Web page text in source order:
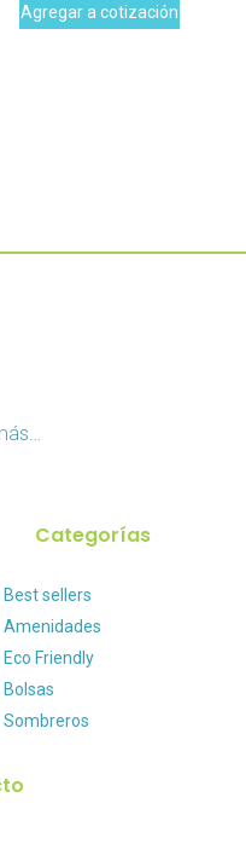
Agregar a cotización
Categorías
Best sellers
Amenidades
Eco Friendly
Bolsas
Sombreros